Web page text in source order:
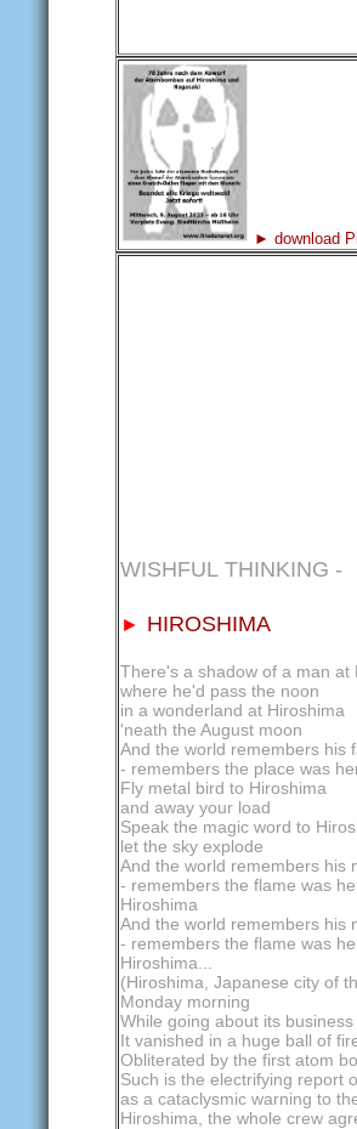
► download
WISHFUL THINKING -
► HIROSHIMA
There's a shadow of a man at
where he'd pass the noon
in a wonderland at Hiroshima
'neath the August moon
And the world remembers his
- remembers the place was
Fly metal bird to Hiroshima
and away your load
Speak the magic word to
let the sky explode
And the world remembers his
- remembers the flame was
Hiroshima
And the world remembers his
- remembers the flame was
Hiroshima...
(Hiroshima, Japanese city of
Monday morning
While going about its
It vanished in a huge ball of
Obliterated by the first atom
Such is the electrifying report
as a cataclysmic warning to
Hiroshima, the whole crew